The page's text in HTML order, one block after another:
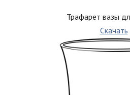
Трафарет вазы
Скачать